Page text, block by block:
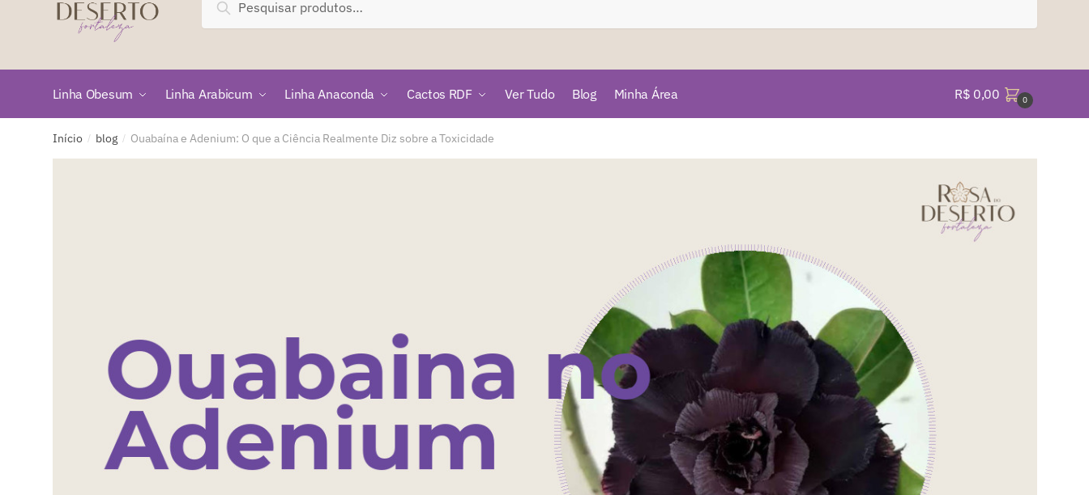
por:
Pesquisar
Linha Obesum Linha Arabicum Linha Anaconda Cactos RDF Ver Tudo Blog Minha Área R$ 0,00 0
Início / blog / Ouabaína e Adenium: O que a Ciência Realmente Diz sobre a Toxicidade